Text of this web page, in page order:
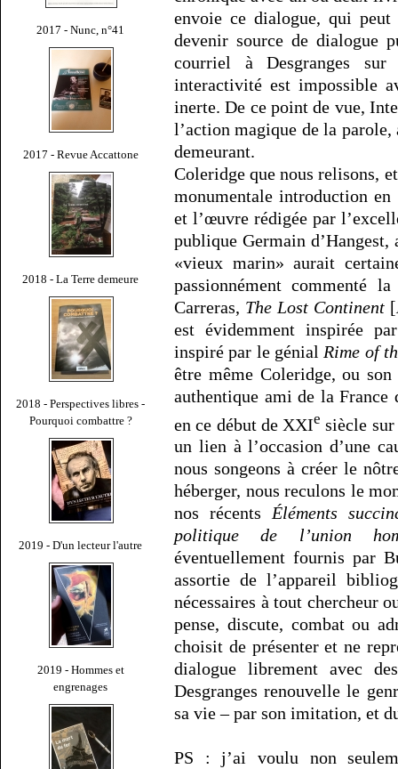
2017 - Nunc, n°41
2017 - Revue Accattone
2018 - La Terre demeure
2018 - Perspectives libres -
Pourquoi combattre ?
2019 - D'un lecteur l'autre
2019 - Hommes et
engrenages
envoie ce dialogue, qui
devenir source de dialogue
courriel à Desgranges sur
interactivité est impossible
inerte. De ce point de vue,
l’action magique de la
demeurant.
Coleridge que nous relisons,
monumentale introduction
et l’œuvre rédigée par
publique Germain
«vieux marin» aurait
passionnément commenté
Carreras, The Lost Continent[
est évidemment inspirée
inspiré par le génial Rime of
être même Coleridge, ou
authentique ami de la
en ce début de XXIe siècle
un lien à l’occasion d’une
nous songeons à créer le
héberger, nous reculons le
nos récents Éléments
politique de l’union
éventuellement fournis par
assortie de l’appareil
nécessaires à tout chercheur
pense, discute, combat ou
choisit de présenter et ne
dialogue librement avec
Desgranges renouvelle le
sa vie – par son imitation, et
PS : j’ai voulu non